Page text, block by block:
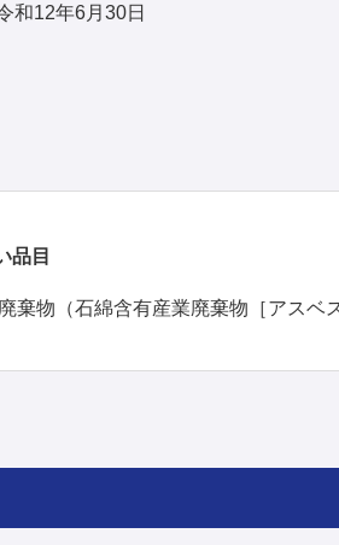
和12年6月30日
品目
棄物（石綿含有産業廃棄物［アスベ